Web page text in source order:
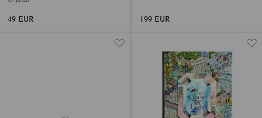
49 EUR 199 EUR